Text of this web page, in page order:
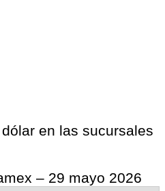
en las sucursales
– 29 mayo 2026